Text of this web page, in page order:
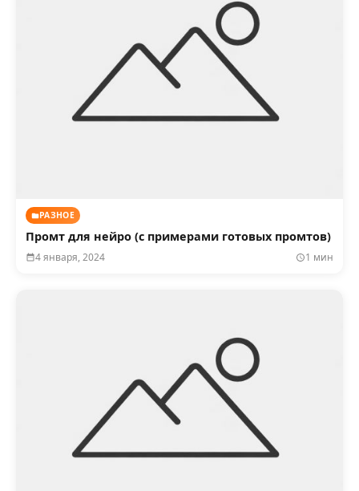
РАЗНОЕ
Промт для нейро (с примерами готовых промтов)
4 января, 2024 1 мин